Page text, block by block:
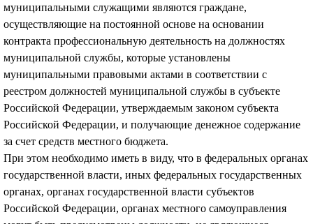
муниципальными служащими являются граждане,
осуществляющие на постоянной основе на основании
контракта профессиональную деятельность на должностях
муниципальной службы, которые установлены
муниципальными правовыми актами в соответствии с
реестром должностей муниципальной службы в субъекте
Российской Федерации, утверждаемым законом субъекта
Российской Федерации, и получающие денежное содержание
за счет средств местного бюджета.
При этом необходимо иметь в виду, что в федеральных органах
государственной власти, иных федеральных государственных
органах, органах государственной власти субъектов
Российской Федерации, органах местного самоуправления